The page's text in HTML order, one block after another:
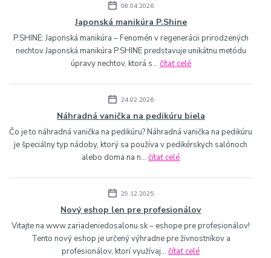
08.04.2026
Japonská manikúra P.Shine
P.SHINE: Japonská manikúra – Fenomén v regenerácii prirodzených
nechtov Japonská manikúra P.SHINE predstavuje unikátnu metódu
úpravy nechtov, ktorá s... čítať celé
24.02.2026
Náhradná vanička na pedikúru biela
Čo je to náhradná vanička na pedikúru? Náhradná vanička na pedikúru
je špeciálny typ nádoby, ktorý sa používa v pedikérskych salónoch
alebo doma na n...čítať celé
29.12.2025
Nový eshop len pre profesionálov
Vitajte na www.zariadeniedosalonu.sk – eshope pre profesionálov!
Tento nový eshop je určený výhradne pre živnostníkov a
profesionálov, ktorí využívaj...čítať celé